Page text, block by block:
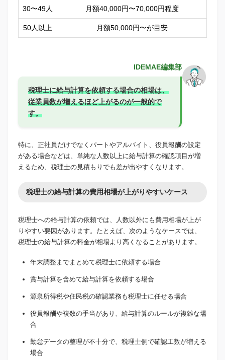
30〜49人 月額40,000円〜70,000円程度
50人以上 月額50,000円〜が目安
IDEMAE編集部
税理士に給与計算を依頼する場合の相場は、
従業員数が増えるほど上がるのが一般的で
す。
特に、正社員だけでなくパートやアルバイト、役員報酬の設定
がある場合などは、単純な人数以上に給与計算の確認項目が増
えるため、税理士の見積もりでも差が出やすくなります。
税理士の給与計算の費用相場が上がりやすいケース
税理士への給与計算の依頼では、人数以外にも費用相場が上が
りやすい要因があります。たとえば、次のようなケースでは、
税理士の給与計算の料金が相場より高くなることがあります。
年末調整までまとめて税理士に依頼する場合
賞与計算を含めて給与計算を依頼する場合
源泉所得税や住民税の確認業務も税理士に任せる場合
役員報酬や複数の手当があり、給与計算のルールが複雑な場
合
勤怠データの整理が不十分で、税理士側で確認工数が増える
場合